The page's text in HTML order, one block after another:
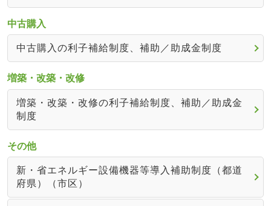
中古購入
中古購入の利子補給制度、補助／助成金制度
増築・改築・改修
増築・改築・改修の利子補給制度、補助／助成金
制度
その他
新・省エネルギー設備機器等導入補助制度（都道
府県）（市区）